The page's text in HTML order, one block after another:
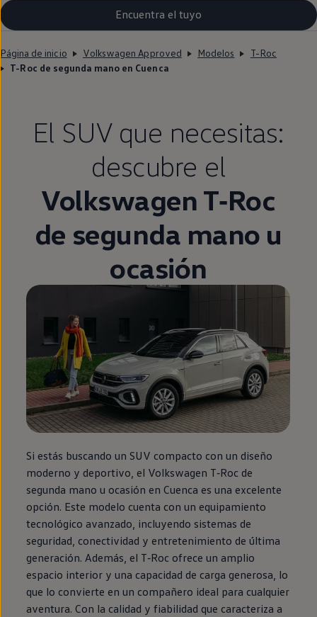
Encuentra el tuyo
Página de inicio Volkswagen Approved Modelos
T-Roc
T-Roc de segunda mano en Cuenca
El SUV que necesitas:
descubre el
Volkswagen T‑Roc
de segunda mano u
ocasión
Si estás buscando un SUV compacto con un diseño
moderno y deportivo, el Volkswagen T‑Roc de
segunda mano u ocasión en Cuenca es una excelente
opción. Este modelo cuenta con un equipamiento
tecnológico avanzado, incluyendo sistemas de
seguridad, conectividad y entretenimiento de última
generación. Además, el T‑Roc ofrece un amplio
espacio interior y una capacidad de carga generosa, lo
que lo convierte en un compañero ideal para cualquier
aventura. Con la calidad y fiabilidad que caracteriza a